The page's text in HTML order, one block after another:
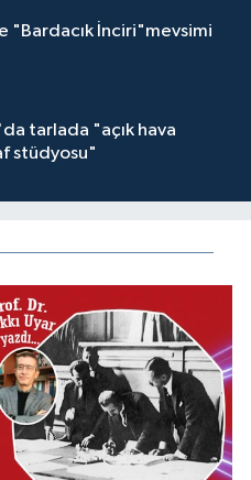
"Bardacık İnciri"mevsimi
tarlada "açık hava
stüdyosu"